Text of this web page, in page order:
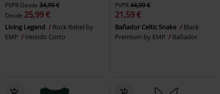
PVPR Desde 34,99 €
Desde 25,99 €
Living Legend
Rock Rebel by
EMP
Vestido Corto
PVPR44,99 €
21,59 €
Bañador Celtic Snake
Black
Premium by EMP
Bañador